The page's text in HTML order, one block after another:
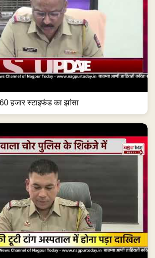
हजार स्टाइफंड का झांसा